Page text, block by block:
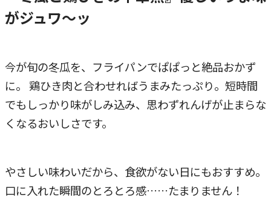
がジュワ～ッ
今が旬の冬瓜を、フライパンでぱぱっと絶品おかず
に。 鶏ひき肉と合わせればうまみたっぷり。短時間
でもしっかり味がしみ込み、思わずれんげが止まらな
くなるおいしさです。
やさしい味わいだから、食欲がない日にもおすすめ。
口に入れた瞬間のとろとろ感……たまりません！